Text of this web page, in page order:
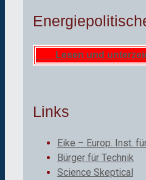
Lesen und
Links
Eike – Europ. Inst.
Bürger für Technik
Science Skeptical